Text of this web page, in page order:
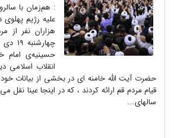
: هم‌زمان با
هزاران نفر از
حسینیه‌ی امام
انقلاب اسلامی
حضرت آیت الله خامنه ای در بخشی از بیانات خود
قیام مردم قم ارائه کردند ، که در اینجا عینا نقل
سالهای...